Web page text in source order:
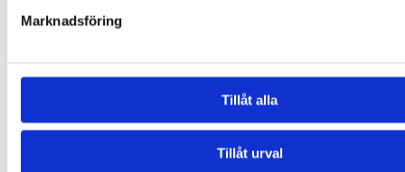
Marknadsföring
Tillåt alla
Tillåt urval